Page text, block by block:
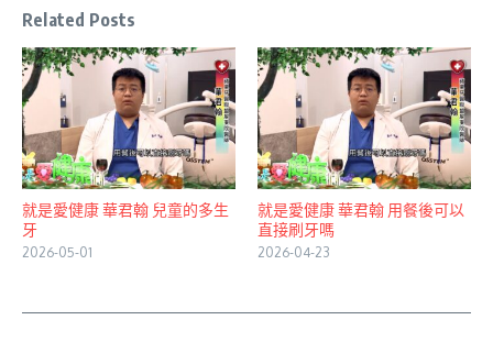
Related Posts
就是愛健康 華君翰 兒童的多生
牙
2026-05-01
就是愛健康 華君翰 用餐後可以
直接刷牙嗎
2026-04-23